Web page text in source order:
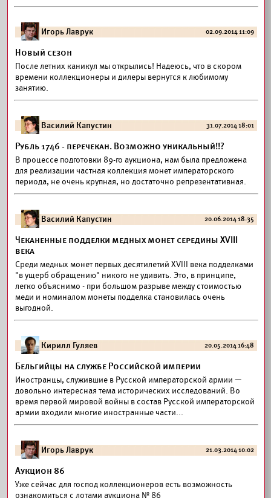
Игорь Лаврук 02.09.2014 11:09
Новый сезон
После летних каникул мы открылись! Надеюсь, что в скором
времени коллекционеры и дилеры вернутся к любимому
занятию.
Василий Капустин 31.07.2014 18:01
Рубль 1746 - перечекан. Возможно уникальный!!?
В процессе подготовки 89-го аукциона, нам была предложена
для реализации частная коллекция монет императорского
периода, не очень крупная, но достаточно репрезентативная.
Василий Капустин 20.06.2014 18:35
Чеканенные подделки медных монет середины XVIII
века
Среди медных монет первых десятилетий XVIII века подделками
"в ущерб обращению" никого не удивить. Это, в принципе,
легко объяснимо - при большом разрыве между стоимостью
меди и номиналом монеты подделка становилась очень
выгодной.
Кирилл Гуляев 20.05.2014 16:48
Бельгийцы на службе Российской империи
Иностранцы, служившие в Русской императорской армии —
довольно интересная тема исторических исследований. Во
время первой мировой войны в состав Русской императорской
армии входили многие иностранные части...
Игорь Лаврук 21.03.2014 10:02
Аукцион 86
Уже сейчас для господ коллекционеров есть возможность
ознакомиться с лотами аукциона № 86